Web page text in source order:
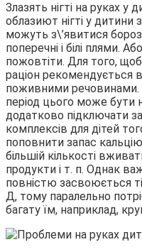
Злазять нігті на руках
облазиют нігті у дитини
можуть з\’явитися
поперечні і білі плями.
пожовтіти. Для того,
раціон рекомендується
поживними
період цього може бути
додатково підключати
комплексів для дітей
поповнити запас
більшій кількості
продукти і т. п. Однак
повністю засвоюється
Д, тому паралельно
багату їм, наприклад,